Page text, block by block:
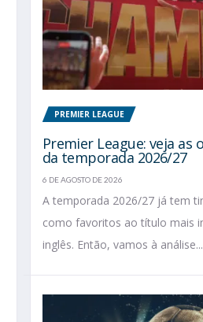
PREMIER LEAGUE
Premier League: veja
da temporada 2026/27
6 DE AGOSTO DE 2026
A temporada 2026/27 já tem
como favoritos ao título mais
inglês. Então, vamos à análise...